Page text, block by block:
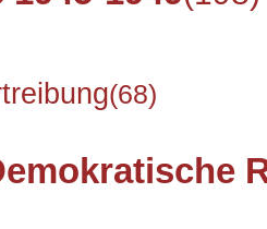
(68)